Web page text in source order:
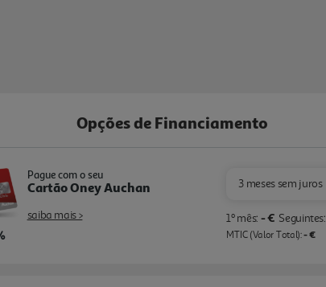
Opções de Financiamento
Pague com o seu
Cartão Oney Auchan
saiba mais >
3 meses sem juros
1º mês: - € Seguintes:
MTIC (Valor Total):- €